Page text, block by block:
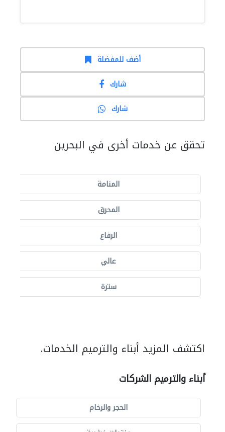
أضف للمفضلة
شارك
شارك
تحقق عن خدمات أخرى في البحرين
المنامة
المحرق
الرفاع
عالي
سترة
اكتشف المزيد أبناء والترميم الخدمات.
أبناء والترميم الشركات
الحجر والرخام